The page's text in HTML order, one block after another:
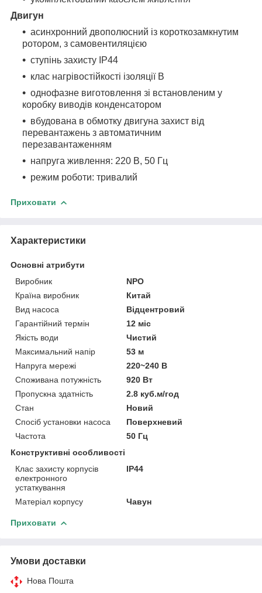
Двигун
асинхронний двополюсний із короткозамкнутим
ротором, з самовентиляцією
ступінь захисту IP44
клас нагрівостійкості ізоляції В
однофазне виготовлення зі встановленим у
коробку виводів конденсатором
вбудована в обмотку двигуна захист від
перевантажень з автоматичним
перезавантаженням
напруга живлення: 220 В, 50 Гц
режим роботи: тривалий
Приховати
Характеристики
Основні атрибути
Виробник
NPO
Країна виробник
Китай
Вид насоса
Відцентровий
Гарантійний термін
12 міс
Якість води
Чистий
Максимальний напір
53 м
Напруга мережі
220~240 В
Споживана потужність
920 Вт
Пропускна здатність
2.8 куб.м/год
Стан
Новий
Спосіб установки насоса
Поверхневий
Частота
50 Гц
Конструктивні особливості
Клас захисту корпусів
електронного
устаткування
IP44
Матеріал корпусу Чавун
Приховати
Умови доставки
Нова Пошта